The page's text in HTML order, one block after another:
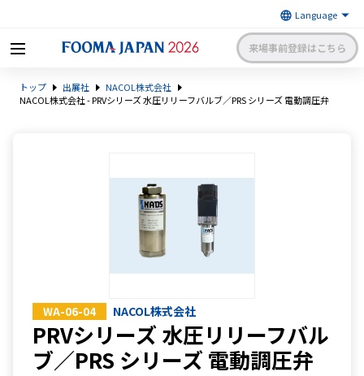
来場事前登録はこちら
級の食品製造総合展〜 | 一般社
団法人 日本食品機械工業会主催
English 簡体中文
トップ 出展社
NACOL株式会社
NACOL株式会社 - PRVシリーズ 水圧リリーフバルブ／PRS シリーズ 電動調圧弁
WA-06-04 NACOL株式会社
PRVシリーズ 水圧リリーフバル
ブ／PRS シリーズ 電動調圧弁